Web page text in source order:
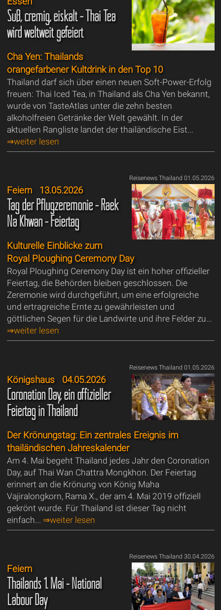
Süß, cremig, eiskalt - Thai Tea
wird weltweit gefeiert
Cha Yen: Thailands
orangefarbener Kultdrink in den Top 10
Thailand darf sich über einen neuen Soft-Power-Erfolg
freuen: Thai Iced Tea, in Thailand als Cha Yen bekannt,
wurde von TasteAtlas unter die zehn besten
alkoholfreien Getränke der Welt gewählt. In der
aktuellen Rangliste landet der thailändische Eist...
⇒weiter lesen
Reisenews Thailand 01.05.2026
Feiern13.05.2026
Tag der Pflugzeremonie - Raek
Na Khwan - Feiertag
Kulturelle Einblicke zum
Royal Ploughing Ceremony Day
Royal Ploughing Ceremony Day ist ein hoher offizieller
Feiertag, die Behörden bleiben geschlossen. Die
Zeremonie wird durchgeführt, um eine erfolgreiche
und ertragreiche Ernte zu gewährleisten und
göttlichen Segen für die Landwirte und ihre Felder zu...
⇒weiter lesen
Reisenews Thailand 01.05.2026
Königshaus04.05.2026
Coronation Day, ein offizieller
Feiertag in Thailand
Der Krönungstag: Ein zentrales Ereignis im
thailändischen Jahreskalender
Am 4. Mai begeht Thailand jedes Jahr den Coronation
Day, auf Thai Wan Chattra Mongkhon. Der Feiertag
erinnert an die Krönung von König Maha
Vajiralongkorn, Rama X., der am 4. Mai 2019 offiziell
gekrönt wurde. Für Thailand ist dieser Tag nicht
einfach... ⇒weiter lesen
Reisenews Thailand 30.04.2026
Feiern
Thailands 1. Mai - National
Labour Day